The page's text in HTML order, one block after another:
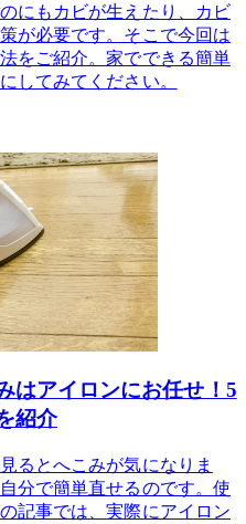
にもカビが生えたり、カビ
が必要です。そこで今回は
をご紹介。家でできる簡単
してみてください。
はアイロンにお任せ！5
紹介
るとへこみが気になりま
分で簡単直せるのです。使
記事では、実際にアイロン